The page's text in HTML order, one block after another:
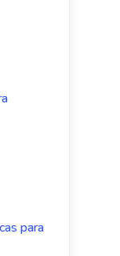
para